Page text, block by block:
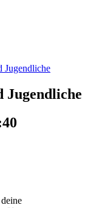
Jugendliche
Jugendliche